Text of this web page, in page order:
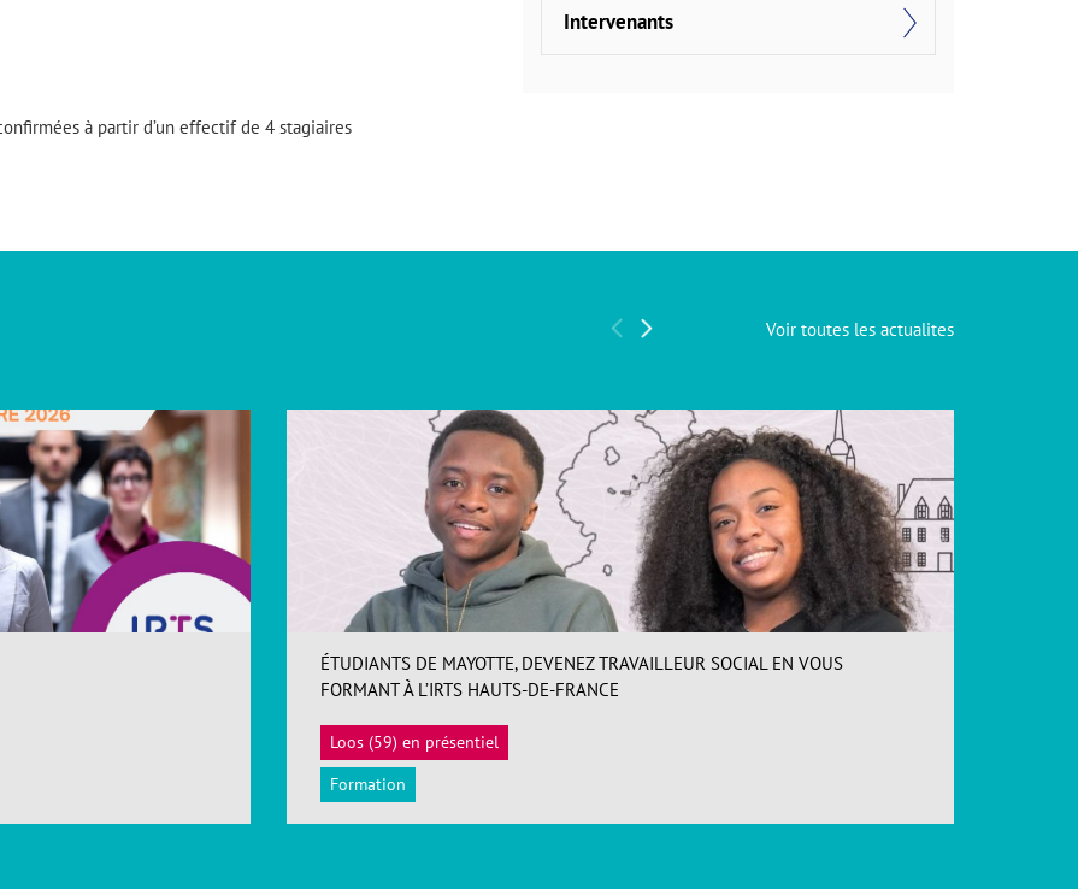
à partir d’un effectif de 4 stagiaires
Intervenants
Voir toutes les actualites
ÉTUDIANTS DE MAYOTTE, DEVENEZ TRAVAILLEUR SOCIAL EN VOUS
FORMANT À L’IRTS HAUTS-DE-FRANCE
Loos (59) en présentiel
Formation